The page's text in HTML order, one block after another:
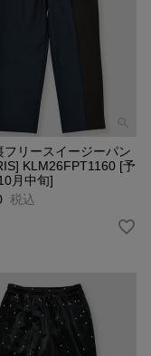
フリースイージーパン
KLM26FPT1160 [予
月中旬]
税込